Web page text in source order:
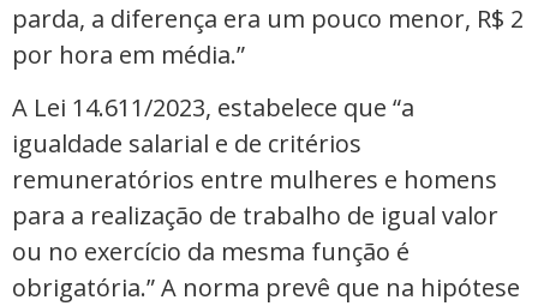
parda, a diferença era um pouco menor, R$ 2
por hora em média.”
A Lei 14.611/2023, estabelece que “a
igualdade salarial e de critérios
remuneratórios entre mulheres e homens
para a realização de trabalho de igual valor
ou no exercício da mesma função é
obrigatória.” A norma prevê que na hipótese